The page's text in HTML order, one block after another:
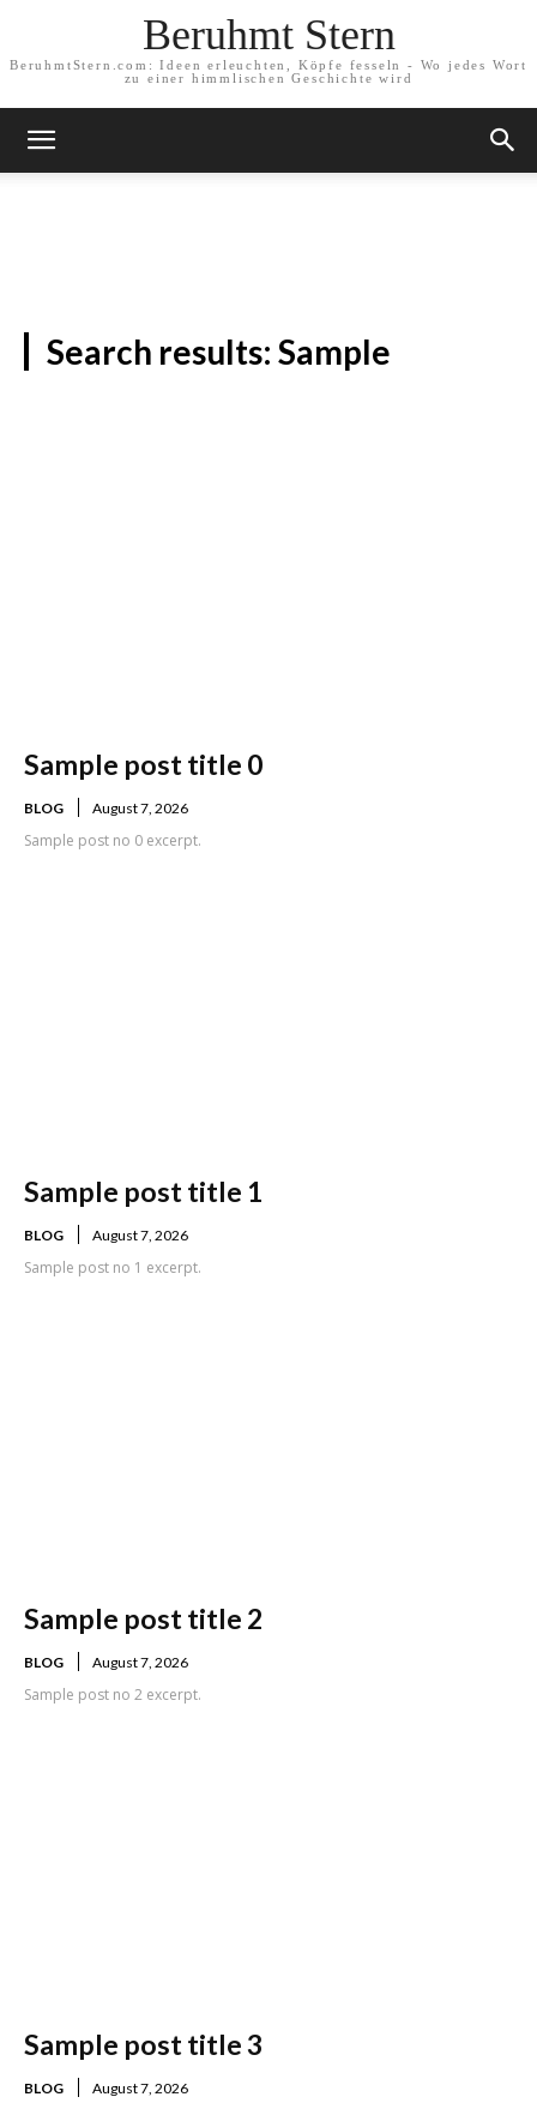
Beruhmt Stern
BeruhmtStern.com: Ideen erleuchten, Köpfe fesseln - Wo jedes Wort
zu einer himmlischen Geschichte wird
Search results: Sample
Sample post title 0
BLOG August 7, 2026
Sample post no 0 excerpt.
Sample post title 1
BLOG August 7, 2026
Sample post no 1 excerpt.
Sample post title 2
BLOG August 7, 2026
Sample post no 2 excerpt.
Sample post title 3
BLOG August 7, 2026